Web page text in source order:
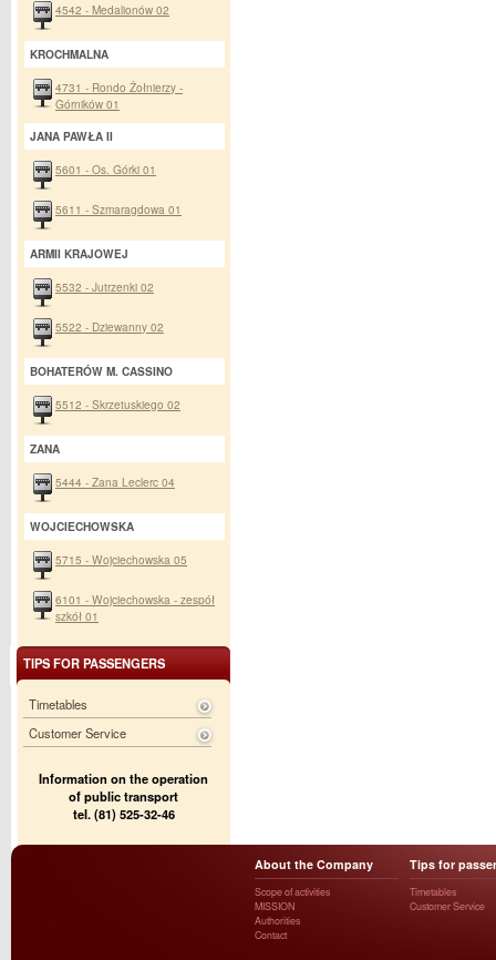
4542 - Medalionów 02
KROCHMALNA
4731 - Rondo Żołnierzy -
Górników 01
JANA PAWŁA II
5601 - Os. Górki 01
5611 - Szmaragdowa 01
ARMII KRAJOWEJ
5532 - Jutrzenki 02
5522 - Dziewanny 02
BOHATERÓW M. CASSINO
5512 - Skrzetuskiego 02
ZANA
5444 - Zana Leclerc 04
WOJCIECHOWSKA
5715 - Wojciechowska 05
6101 - Wojciechowska - zespół
szkół 01
TIPS FOR PASSENGERS
Timetables
Customer Service
Information on the operation
of public transport
tel. (81) 525-32-46
About the Company
Scope of activities
MISSION
Authorities
Contact
Tips for
Timetables
Customer Service